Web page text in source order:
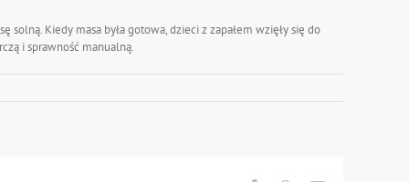
Kiedy masa była gotowa, dzieci z zapałem wzięły się do
i sprawność manualną.